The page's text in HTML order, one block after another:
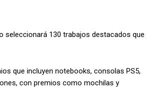
seleccionará 130 trabajos destacados que
que incluyen notebooks, consolas PS5,
con premios como mochilas y